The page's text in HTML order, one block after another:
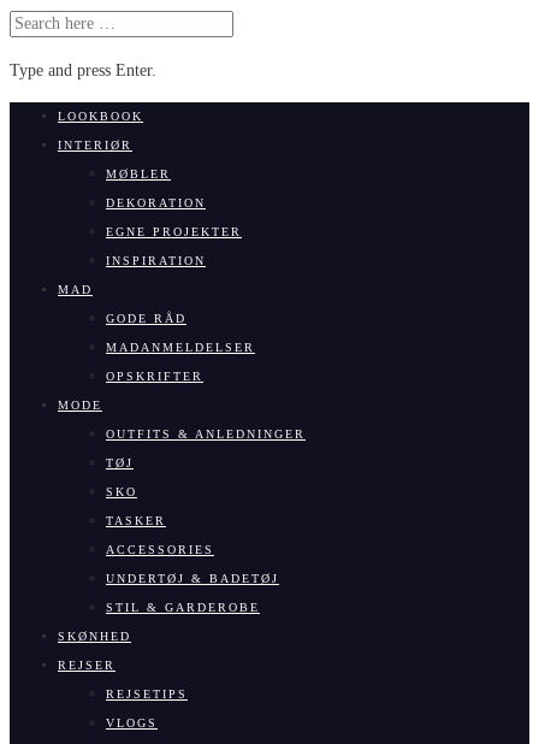
SEARCH
Type and press Enter.
LOOKBOOK
INTERIØR
MØBLER
DEKORATION
EGNE PROJEKTER
INSPIRATION
MAD
GODE RÅD
MADANMELDELSER
OPSKRIFTER
MODE
OUTFITS & ANLEDNINGER
TØJ
SKO
TASKER
ACCESSORIES
UNDERTØJ & BADETØJ
STIL & GARDEROBE
SKØNHED
REJSER
REJSETIPS
VLOGS